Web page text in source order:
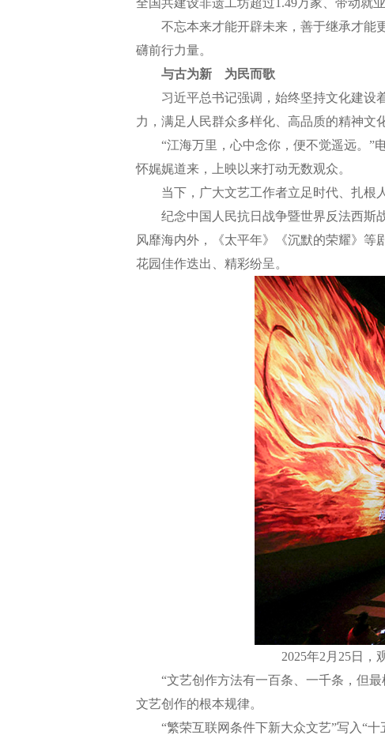
全国共建设非遗工坊超过1.49万家、带动就
不忘本来才能开辟未来，善于继承才能更
礴前行力量。
与古为新 为民而歌
习近平总书记强调，始终坚持文化建设着
力，满足人民群众多样化、高品质的精神文
“江海万里，心中念你，便不觉遥远。”电
怀娓娓道来，上映以来打动无数观众。
当下，广大文艺工作者立足时代、扎根人
纪念中国人民抗日战争暨世界反法西斯战
风靡海内外，《太平年》《沉默的荣耀》
花园佳作迭出、精彩纷呈。
2025年2月25日
“文艺创作方法有一百条、一千条，但最
文艺创作的根本规律。
“繁荣互联网条件下新大众文艺”写入“十